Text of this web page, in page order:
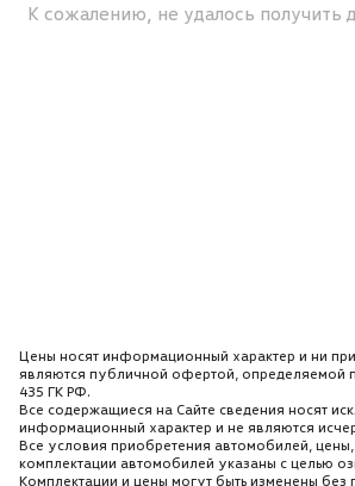
К сожалению, не удалось получить
Цены носят информационный характер и ни
являются публичной офертой, определяемой
435 ГК РФ.
Все содержащиеся на Сайте сведения носят
информационный характер и не являются
Все условия приобретения автомобилей,
комплектации автомобилей указаны с целью
Комплектации и цены могут быть изменены без